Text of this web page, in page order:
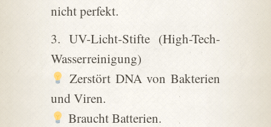
nicht perfekt.
3. UV-Licht-Stifte (High-Tech-
Wasserreinigung)
Zerstört DNA von Bakterien
und Viren.
Braucht Batterien.